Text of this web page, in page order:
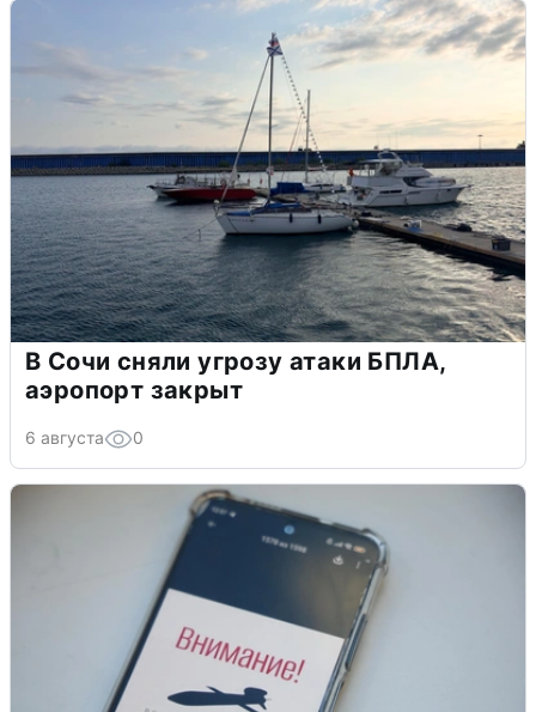
В Сочи сняли угрозу атаки БПЛА,
аэропорт закрыт
6 августа 0